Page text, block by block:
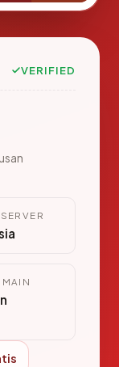
VERIFIED